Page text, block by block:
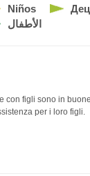
Niños
الأطفال
con figli sono in
per i loro figli.